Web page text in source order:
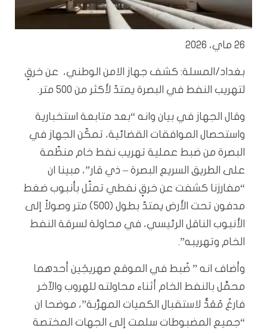
26 ماي، 2026
بغداد/المسلة: كشف جهاز الامن الوطني، عن خرقٍ
لتهريب النفط في البصرة يمتدّ لأكثر من 500 متر.
وقال الجهاز في بيان وانه “بعد متابعة استخبارية
واستحصال الموافقات القضائية، تمكّن الجهاز في
البصرة من ضبط عملية تهريب نفط خام منظّمة
على الطريق السريع البصرة – ذي قار”، مبينا ان
“مفارزنا كشفت عن خرقٍ نفطي تمثّل بأنبوب ضغط
مدفون تحت الأرض يمتدّ بطول (500) متر وصولاً إلى
الأنبوب الناقل الرئيسي، في محاولة لسرقة النفط
الخام وتهريبه”.
وأضاف انه ” ضُبط في الموقع صهريجَين أحدهما
محمَّل بالنفط الخام أثناء محاولته للهروب والآخر
فارغٌ مُعَدٌّ لاستقبال الكميات المهرَّبة”، موضحا ان
“جميع المضبوطات سلمت إلى الجهات المختصة